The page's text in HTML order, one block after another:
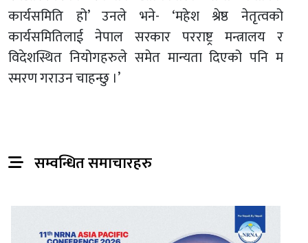
कार्यसमिति हो’ उनले भने- ‘महेश श्रेष्ठ नेतृत्वको
कार्यसमितिलाई नेपाल सरकार परराष्ट्र मन्त्रालय र
विदेशस्थित नियोगहरुले समेत मान्यता दिएको पनि म
स्मरण गराउन चाहन्छु ।’
सम्वन्धित समाचारहरु